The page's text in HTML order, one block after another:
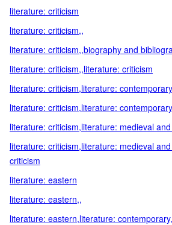
literature: criticism
literature: criticism,,
literature: criticism,,biography and
literature: criticism,,literature: criticism
literature: criticism,literature:
literature: criticism,literature:
literature: criticism,literature: medieval
literature: criticism,literature: medieval
criticism
literature: eastern
literature: eastern,,
literature: eastern,literature: contemporary,